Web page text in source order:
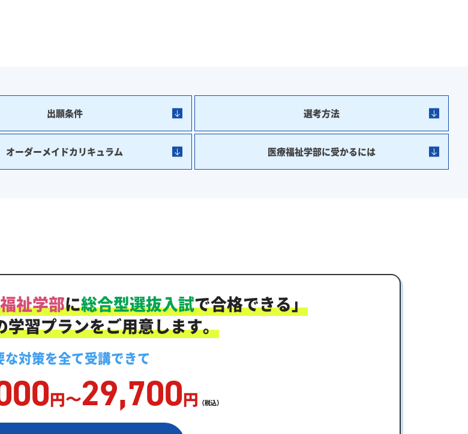
出願条件 選考方法
オーダーメイドカリキュラム 医療福祉学部に受かるには
祉学部に総合型選抜入試で合格できる」
学習プランをご用意します。
な対策を全て受講できて
円〜29,700円 （税込）